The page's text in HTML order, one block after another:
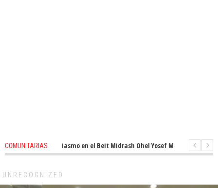
COMUNITARIASentusiasmo en el Beit Midrash Ohel Yosef Moshe 1 months ago
UNRECOGNIZED